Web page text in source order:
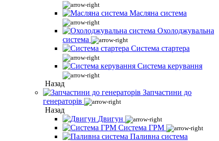
Масляна система
Охолоджувальна
система
Система стартера
Система керування
Назад
Запчастини до
генераторів
Назад
Двигун
Система ГРМ
Паливна система